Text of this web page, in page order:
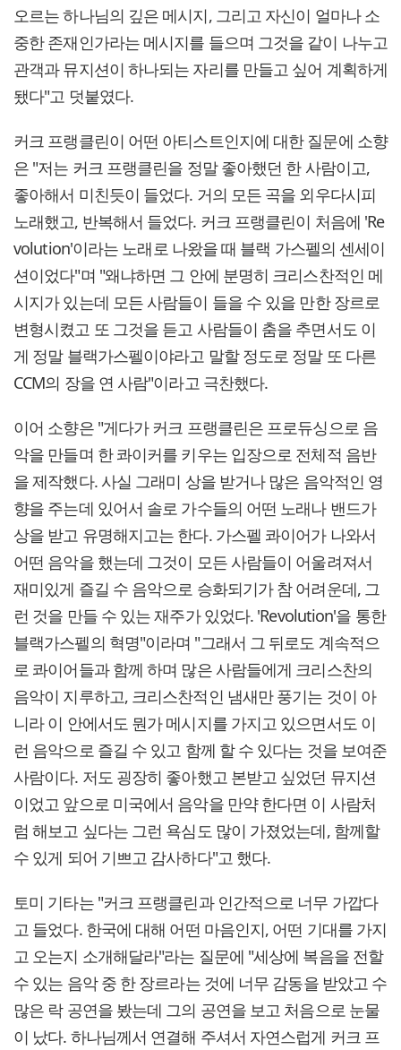
오르는 하나님의 깊은 메시지, 그리고 자신이 얼마나 소
중한 존재인가라는 메시지를 들으며 그것을 같이 나누고
관객과 뮤지션이 하나되는 자리를 만들고 싶어 계획하게
됐다"고 덧붙였다.
커크 프랭클린이 어떤 아티스트인지에 대한 질문에 소향
은 "저는 커크 프랭클린을 정말 좋아했던 한 사람이고,
좋아해서 미친듯이 들었다. 거의 모든 곡을 외우다시피
노래했고, 반복해서 들었다. 커크 프랭클린이 처음에 'Re
volution'이라는 노래로 나왔을 때 블랙 가스펠의 센세이
션이었다"며 "왜냐하면 그 안에 분명히 크리스찬적인 메
시지가 있는데 모든 사람들이 들을 수 있을 만한 장르로
변형시켰고 또 그것을 듣고 사람들이 춤을 추면서도 이
게 정말 블랙가스펠이야라고 말할 정도로 정말 또 다른
CCM의 장을 연 사람"이라고 극찬했다.
이어 소향은 "게다가 커크 프랭클린은 프로듀싱으로 음
악을 만들며 한 콰이커를 키우는 입장으로 전체적 음반
을 제작했다. 사실 그래미 상을 받거나 많은 음악적인 영
향을 주는데 있어서 솔로 가수들의 어떤 노래나 밴드가
상을 받고 유명해지고는 한다. 가스펠 콰이어가 나와서
어떤 음악을 했는데 그것이 모든 사람들이 어울려져서
재미있게 즐길 수 음악으로 승화되기가 참 어려운데, 그
런 것을 만들 수 있는 재주가 있었다. 'Revolution'을 통한
블랙가스펠의 혁명"이라며 "그래서 그 뒤로도 계속적으
로 콰이어들과 함께 하며 많은 사람들에게 크리스찬의
음악이 지루하고, 크리스찬적인 냄새만 풍기는 것이 아
니라 이 안에서도 뭔가 메시지를 가지고 있으면서도 이
런 음악으로 즐길 수 있고 함께 할 수 있다는 것을 보여준
사람이다. 저도 굉장히 좋아했고 본받고 싶었던 뮤지션
이었고 앞으로 미국에서 음악을 만약 한다면 이 사람처
럼 해보고 싶다는 그런 욕심도 많이 가졌었는데, 함께할
수 있게 되어 기쁘고 감사하다"고 했다.
토미 기타는 "커크 프랭클린과 인간적으로 너무 가깝다
고 들었다. 한국에 대해 어떤 마음인지, 어떤 기대를 가지
고 오는지 소개해달라"라는 질문에 "세상에 복음을 전할
수 있는 음악 중 한 장르라는 것에 너무 감동을 받았고 수
많은 락 공연을 봤는데 그의 공연을 보고 처음으로 눈물
이 났다. 하나님께서 연결해 주셔서 자연스럽게 커크 프